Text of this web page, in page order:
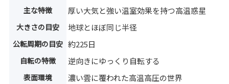
主な特徴 厚い大気と強い温室効果を持つ高温惑星
大きさの目安 地球とほぼ同じ半径
公転周期の目安 約225日
自転の特徴 逆向きにゆっくり自転する
表面環境 濃い雲に覆われた高温高圧の世界